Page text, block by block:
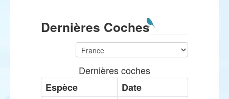
Dernières Coches
Dernières coches
Espèce
Date